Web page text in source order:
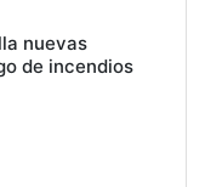
nuevas
de incendios